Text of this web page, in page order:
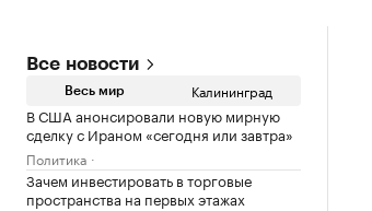
Все новости
Весь мир Калининград
В США анонсировали новую мирную
сделку с Ираном «сегодня или завтра»
Политика
Зачем инвестировать в торговые
пространства на первых этажах